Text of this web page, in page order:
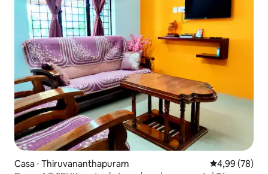
Casa ⋅ Thiruvananthapuram 4,99 de uma
4,99 (78)